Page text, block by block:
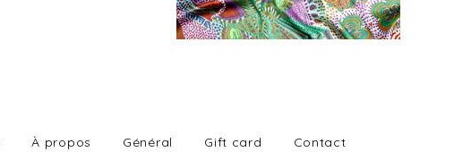
À propos Général Gift card Contact